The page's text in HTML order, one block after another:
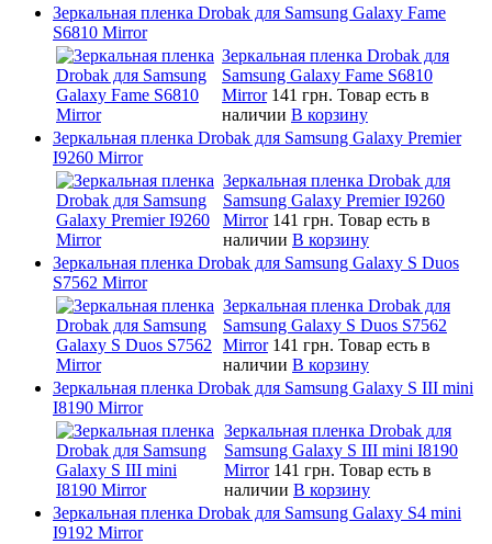
Зеркальная пленка Drobak для Samsung Galaxy Fame
S6810 Mirror
Зеркальная пленка Drobak для
Samsung Galaxy Fame S6810
Mirror 141 грн. Товар есть в
наличии В корзину
Зеркальная пленка Drobak для Samsung Galaxy Premier
I9260 Mirror
Зеркальная пленка Drobak для
Samsung Galaxy Premier I9260
Mirror 141 грн. Товар есть в
наличии В корзину
Зеркальная пленка Drobak для Samsung Galaxy S Duos
S7562 Mirror
Зеркальная пленка Drobak для
Samsung Galaxy S Duos S7562
Mirror 141 грн. Товар есть в
наличии В корзину
Зеркальная пленка Drobak для Samsung Galaxy S III mini
I8190 Mirror
Зеркальная пленка Drobak для
Samsung Galaxy S III mini I8190
Mirror 141 грн. Товар есть в
наличии В корзину
Зеркальная пленка Drobak для Samsung Galaxy S4 mini
I9192 Mirror